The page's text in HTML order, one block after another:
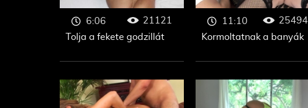
Tolja a fekete godzillát
6:06
21121
Kormoltatnak a banyák
11:10
25494